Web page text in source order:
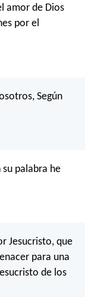
amor de Dios
por el
Según
su palabra he
Jesucristo, que
para una
de los